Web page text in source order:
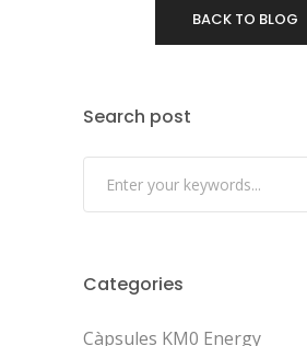
BACK TO BLOG
Search post
Categories
Càpsules KM0 Energy